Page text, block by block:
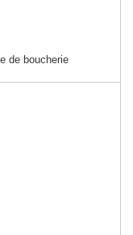
de boucherie